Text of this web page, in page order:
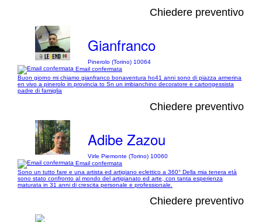
Chiedere preventivo
Gianfranco
Pinerolo (Torino) 10064
Email confermata
Buon giorno mi chiamo gianfranco bonaventura ho41 anni sono di piazza armerina
en vivo a pinerolo in provincia to Sn un imbianchino decoratore e cartongessista
padre di famiglia
Chiedere preventivo
Adibe Zazou
Virle Piemonte (Torino) 10060
Email confermata
Sono un tutto fare e una artista ed artigiano eclettico a 360° Della mia tenera età
sono stato confronto al mondo del artigianato ed arte, con tanta esperienza
maturata in 31 anni di crescita personale e professionale.
Chiedere preventivo